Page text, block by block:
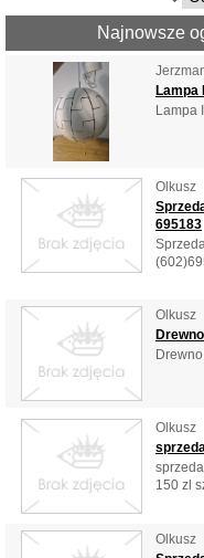
Najnowsze
Lampa
Lampa
Olkusz
695183
Olkusz
Olkusz
150 zl
Olkusz